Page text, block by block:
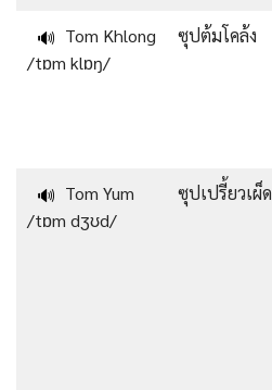
🔊 Tom Khlong
/tɒm klɒŋ/
ซุปต้มโคล้ง
🔊 Tom Yum
/tɒm dʒʊd/
ซุปเปรี้ยวเผ็ด